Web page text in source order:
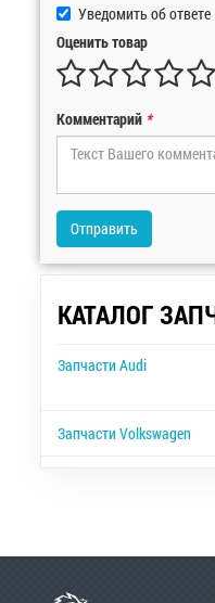
Уведомить об ответе
Оценить товар
Комментарий *
Отправить
КАТАЛОГ
Запчасти Audi
Запчасти Volkswagen